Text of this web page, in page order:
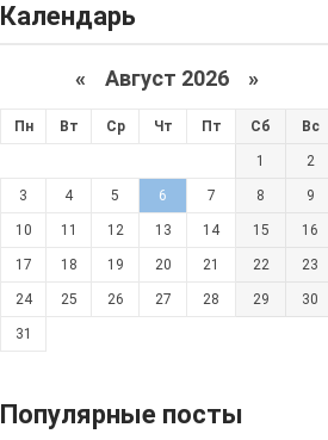
Календарь
« Август 2026 »
Пн Вт Ср Чт Пт Сб Вс
1 2
3 4 5 6 7 8 9
10 11 12 13 14 15 16
17 18 19 20 21 22 23
24 25 26 27 28 29 30
31
Популярные посты